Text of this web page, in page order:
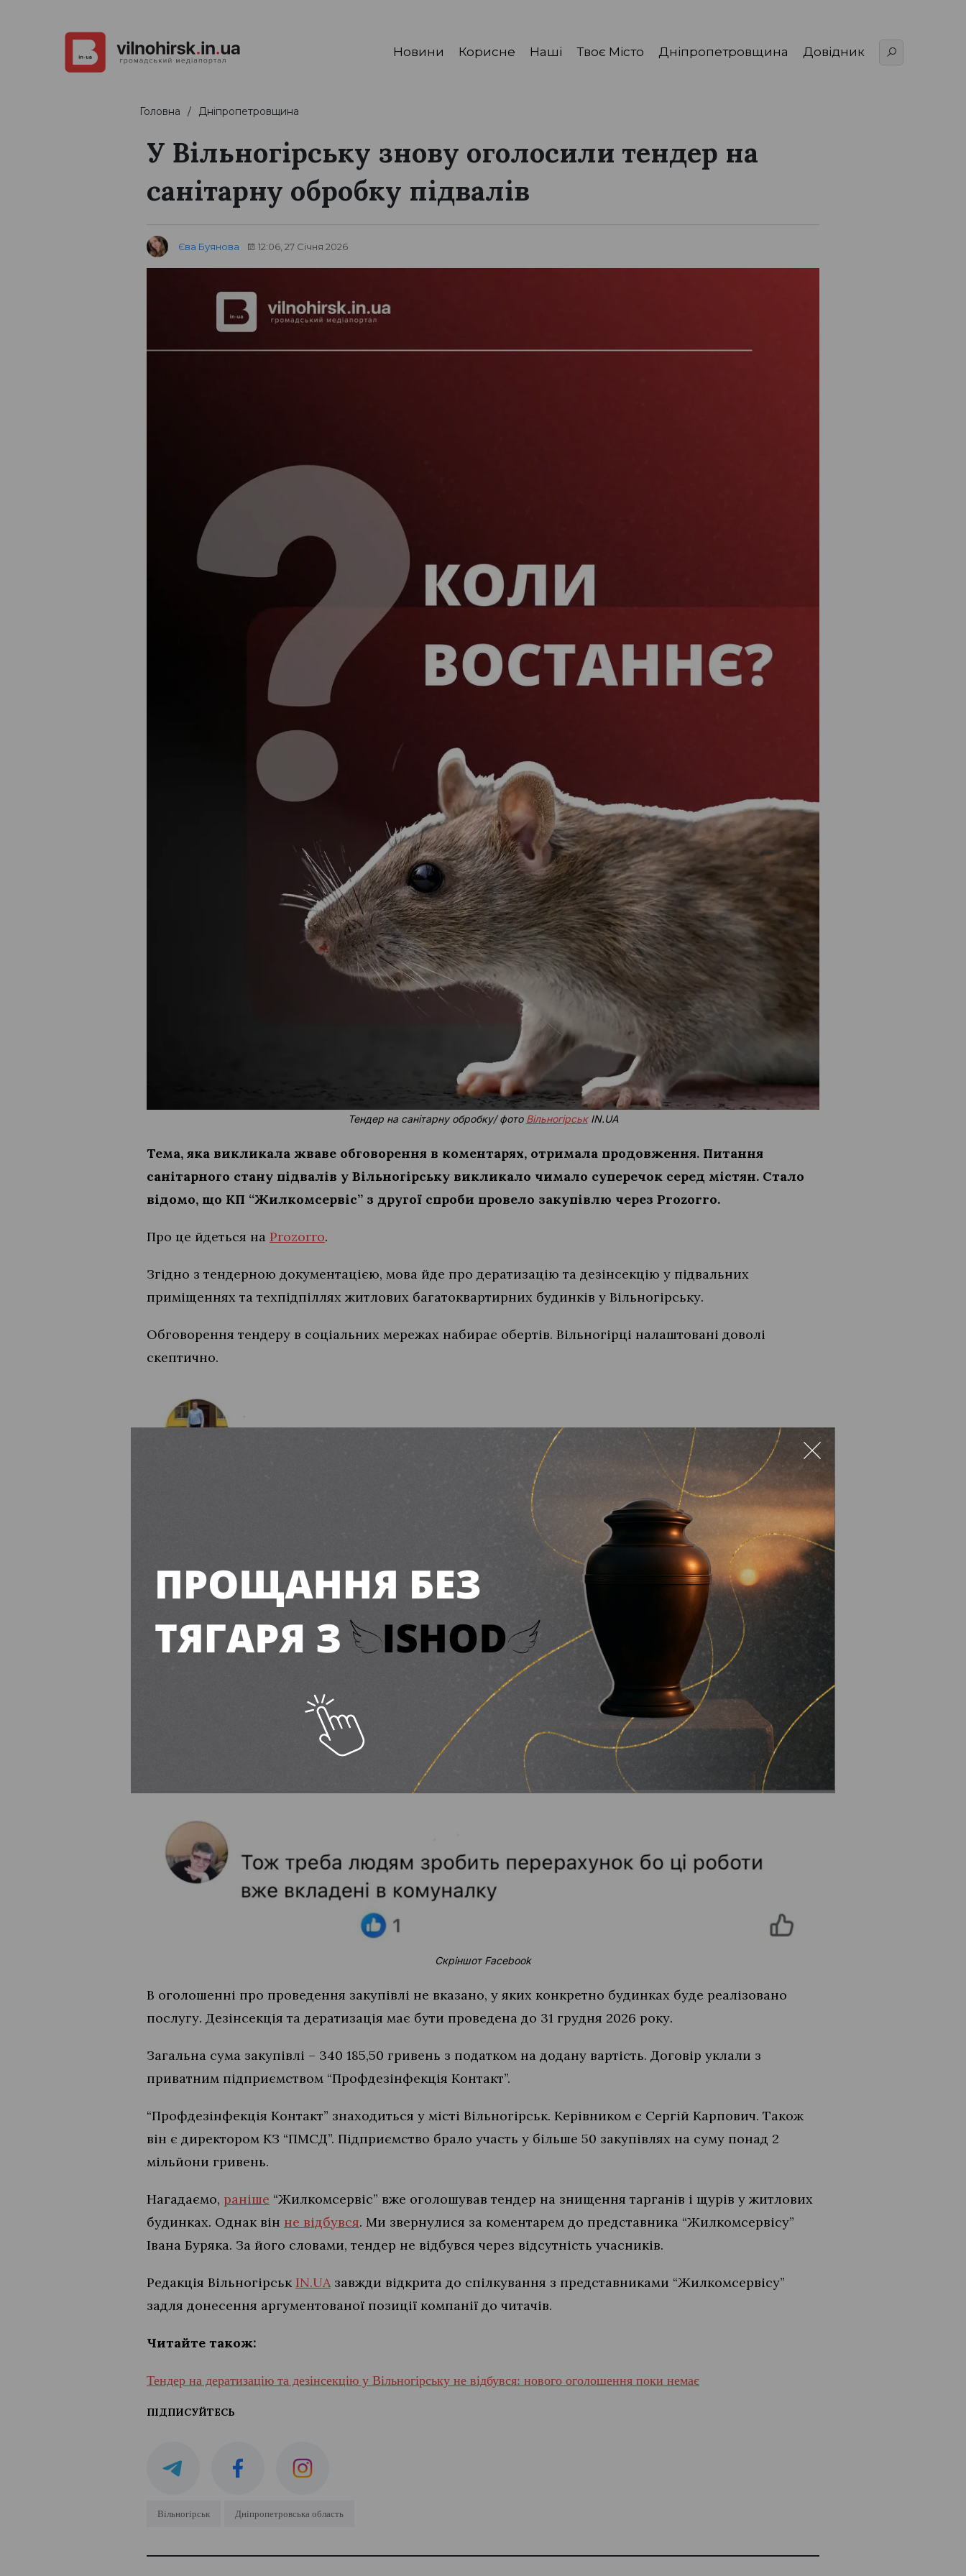
Новини Корисне Наші Твоє Місто Дніпропетровщина Довідник
Головна Дніпропетровщина
У Вільногірську знову оголосили тендер на
санітарну обробку підвалів
Єва Буянова 12:06, 27 Січня 2026
Тендер на санітарну обробку/ фото ВільногірськIN.UA
Тема, яка викликала жваве обговорення в коментарях, отримала продовження. Питання
санітарного стану підвалів у Вільногірську викликало чимало суперечок серед містян. Стало
відомо, що КП “Жилкомсервіс” з другої спроби провело закупівлю через Prozorro.
Про це йдеться на Prozorro.
Згідно з тендерною документацією, мова йде про дератизацію та дезінсекцію у підвальних
приміщеннях та техпідпіллях житлових багатоквартирних будинків у Вільногірську.
Обговорення тендеру в соціальних мережах набирає обертів. Вільногірці налаштовані доволі
скептично.
Скріншот Facebook
Скріншот Facebook
В оголошенні про проведення закупівлі не вказано, у яких конкретно будинках буде реалізовано
послугу. Дезінсекція та дератизація має бути проведена до 31 грудня 2026 року.
Загальна сума закупівлі – 340 185,50 гривень з податком на додану вартість. Договір уклали з
приватним підприємством “Профдезінфекція Контакт”.
“Профдезінфекція Контакт” знаходиться у місті Вільногірськ. Керівником є Сергій Карпович. Також
він є директором КЗ “ПМСД”. Підприємство брало участь у більше 50 закупівлях на суму понад 2
мільйони гривень.
Нагадаємо, раніше “Жилкомсервіс” вже оголошував тендер на знищення тарганів і щурів у житлових
будинках. Однак він не відбувся. Ми звернулися за коментарем до представника “Жилкомсервісу”
Івана Буряка. За його словами, тендер не відбувся через відсутність учасників.
Редакція Вільногірськ IN.UAзавжди відкрита до спілкування з представниками “Жилкомсервісу”
задля донесення аргументованої позиції компанії до читачів.
Читайте також:
Тендер на дератизацію та дезінсекцію у Вільногірську не відбувся: нового оголошення поки немає
ПІДПИСУЙТЕСЬ
Вільногірськ Дніпропетровська область